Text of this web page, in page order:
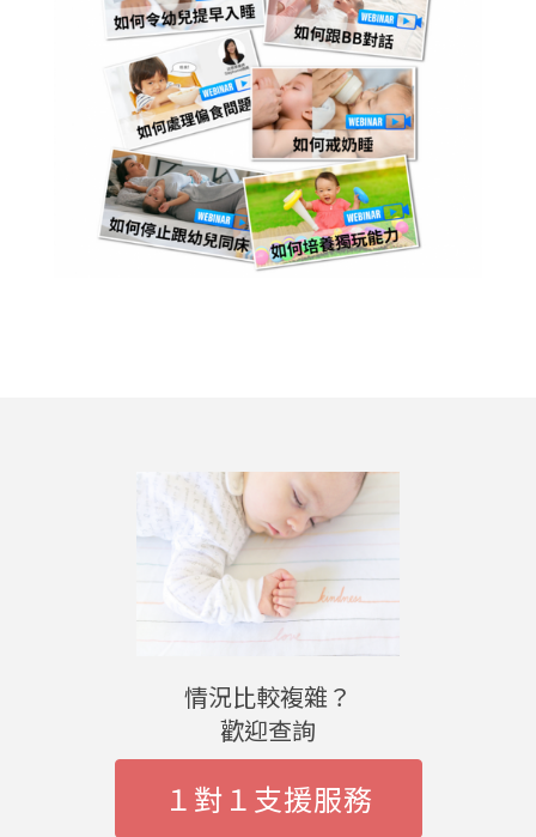
情況比較複雜？
歡迎查詢
１對１支援服務